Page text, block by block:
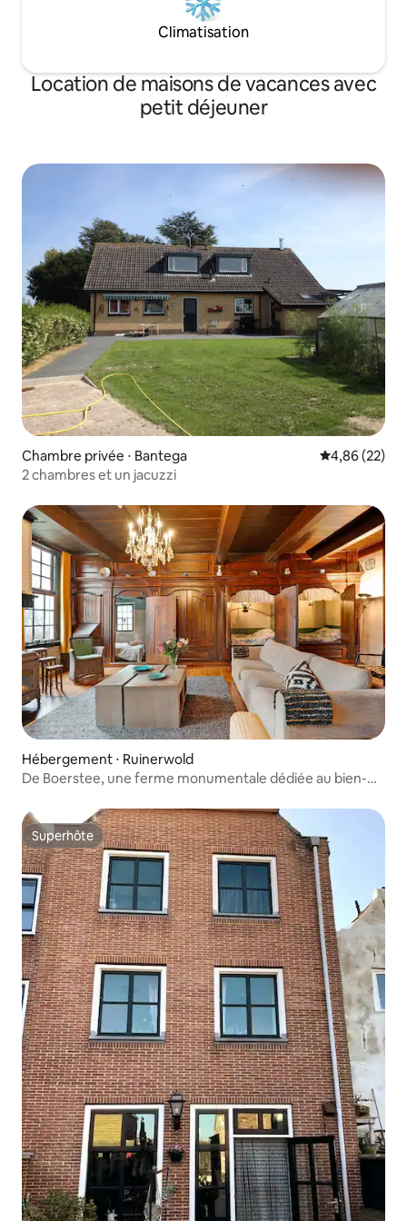
Climatisation
Location de maisons de vacances avec
petit déjeuner
Chambre privée ⋅ Bantega Évaluation
4,86 (22)
2 chambres et un jacuzzi
Hébergement ⋅ Ruinerwold
De Boerstee, une ferme monumentale dédiée au bien-
Superhôte
Superhôte